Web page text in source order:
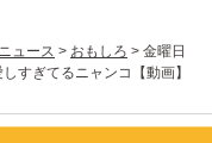
ュース > おもしろ > 金曜日
すぎてるニャンコ【動画】